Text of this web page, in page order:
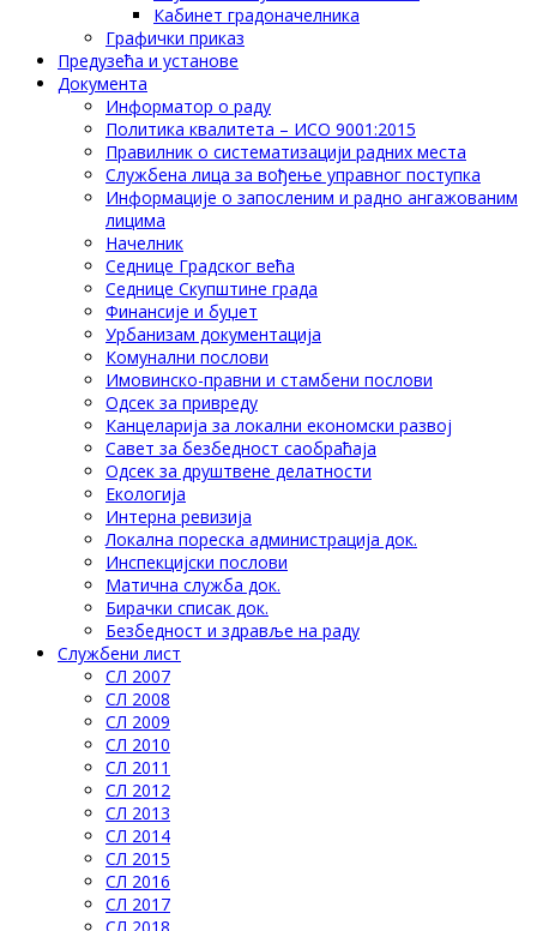
Кабинет градоначелника
Графички приказ
Предузећа и установе
Документа
Информатор о раду
Политика квалитета – ИСО 9001:2015
Правилник о систематизацији радних места
Службена лица за вођење управног поступка
Информације о запосленим и радно ангажованим
лицима
Начелник
Седнице Градског већа
Седнице Скупштине града
Финансије и буџет
Урбанизам документација
Комунални послови
Имовинско-правни и стамбени послови
Одсек за привреду
Канцеларија за локални економски развој
Савет за безбедност саобраћаја
Одсек за друштвене делатности
Eкологија
Интерна ревизија
Локална пореска администрација док.
Инспекцијски послови
Матична служба док.
Бирачки списак док.
Безбедност и здравље на раду
Службени лист
СЛ 2007
СЛ 2008
СЛ 2009
СЛ 2010
СЛ 2011
СЛ 2012
СЛ 2013
СЛ 2014
СЛ 2015
СЛ 2016
СЛ 2017
СЛ 2018